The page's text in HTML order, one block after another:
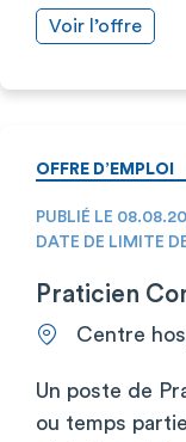
Voir l’offre
OFFRE D’EMPLOI
PUBLIÉ LE
DATE DE LIMITE
Praticien
Centre
Un poste de
ou temps